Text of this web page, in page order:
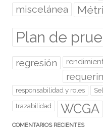
miscelánea
Plan de
regresión
responsabilidad y roles
trazabilidad WCGA
COMENTARIOS RECIENTES